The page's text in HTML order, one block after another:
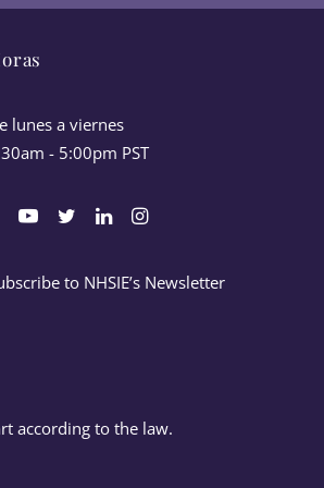
lunes a viernes
- 5:00pm PST
to NHSIE’s Newsletter
according to the law.